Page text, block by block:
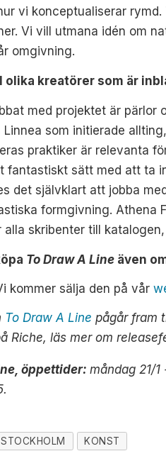
vi konceptualiserar
Vi vill utmana idén om
omgivning.
olika kreatörer som är
med projektet är
Linnea som initierade
praktiker är relevanta
fantastiskt sätt med att ta
det självklart att jobba
formgivning. Athena
alla skribenter till
To Draw A Line även
kommer sälja den på vår
To Draw A Line pågår fram
Riche, läs mer om
öppettider:måndag 21/
STOCKHOLM KONST